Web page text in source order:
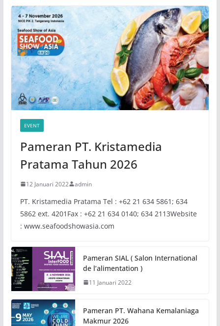
EVENT
Pameran PT. Kristamedia
Pratama Tahun 2026
12 Januari 2022 admin
PT. Kristamedia Pratama Tel : +62 21 634 5861; 634
5862 ext. 4201Fax : +62 21 634 0140; 634 2113Website
: www.seafoodshowasia.com
Pameran SIAL ( Salon International
de l’alimentation )
11 Januari 2022
Pameran PT. Wahana Kemalaniaga
Makmur 2026